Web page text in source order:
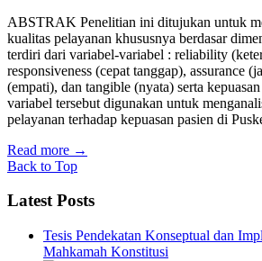
ABSTRAK Penelitian ini ditujukan untuk
kualitas pelayanan khususnya berdasar
terdiri dari variabel-variabel : reliability
responsiveness (cepat tanggap), assurance
(empati), dan tangible (nyata) serta
variabel tersebut digunakan untuk
pelayanan terhadap kepuasan pasien di
Read more →
Back to Top
Latest Posts
Tesis Pendekatan Konseptual dan
Mahkamah Konstitusi